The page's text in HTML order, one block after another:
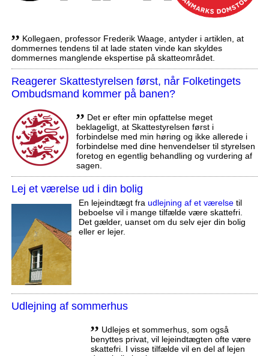
,, Kollegaen, professor Frederik Waage, antyder i artiklen, at
dommernes tendens til at lade staten vinde kan skyldes
dommernes manglende ekspertise på skatteområdet.
Reagerer Skattestyrelsen først, når Folketingets
Ombudsmand kommer på banen?
,, Det er efter min opfattelse meget
beklageligt, at Skattestyrelsen først i
forbindelse med min høring og ikke allerede i
forbindelse med dine henvendelser til styrelsen
foretog en egentlig behandling og vurdering af
sagen.
Lej et værelse ud i din bolig
En lejeindtægt fra udlejning af et værelsetil
beboelse vil i mange tilfælde være skattefri.
Det gælder, uanset om du selv ejer din bolig
eller er lejer.
Udlejning af sommerhus
,, Udlejes et sommerhus, som også
benyttes privat, vil lejeindtægten ofte være
skattefri. I visse tilfælde vil en del af lejen